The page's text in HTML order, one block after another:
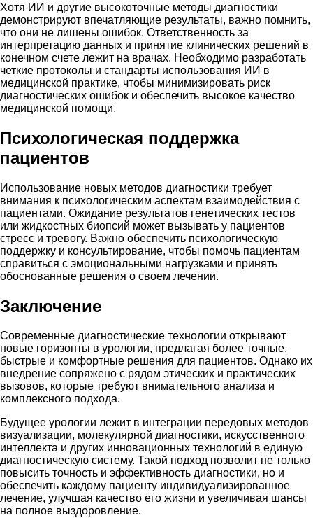
Хотя ИИ и другие высокоточные методы диагностики
демонстрируют впечатляющие результаты, важно помнить,
что они не лишены ошибок. Ответственность за
интерпретацию данных и принятие клинических решений в
конечном счете лежит на врачах. Необходимо разработать
четкие протоколы и стандарты использования ИИ в
медицинской практике, чтобы минимизировать риск
диагностических ошибок и обеспечить высокое качество
медицинской помощи.
Психологическая поддержка
пациентов
Использование новых методов диагностики требует
внимания к психологическим аспектам взаимодействия с
пациентами. Ожидание результатов генетических тестов
или жидкостных биопсий может вызывать у пациентов
стресс и тревогу. Важно обеспечить психологическую
поддержку и консультирование, чтобы помочь пациентам
справиться с эмоциональными нагрузками и принять
обоснованные решения о своем лечении.
Заключение
Современные диагностические технологии открывают
новые горизонты в урологии, предлагая более точные,
быстрые и комфортные решения для пациентов. Однако их
внедрение сопряжено с рядом этических и практических
вызовов, которые требуют внимательного анализа и
комплексного подхода.
Будущее урологии лежит в интеграции передовых методов
визуализации, молекулярной диагностики, искусственного
интеллекта и других инновационных технологий в единую
диагностическую систему. Такой подход позволит не только
повысить точность и эффективность диагностики, но и
обеспечить каждому пациенту индивидуализированное
лечение, улучшая качество его жизни и увеличивая шансы
на полное выздоровление.